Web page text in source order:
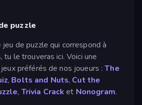
puzzle
de puzzle qui correspond à
tu le trouveras ici. Voici une
préférés de nos joueurs :The
, Bolts and Nuts, Cut the
, Trivia Crack et Nonogram.